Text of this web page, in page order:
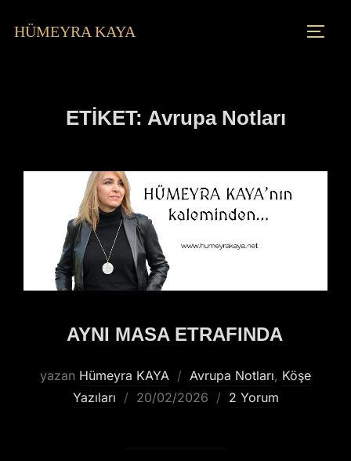
HÜMEYRA KAYA
ETIKET: Avrupa Notları
AYNI MASA ETRAFINDA
yazan Hümeyra KAYA Avrupa Notları, Köşe
Yazıları
20/02/2026 2 Yorum